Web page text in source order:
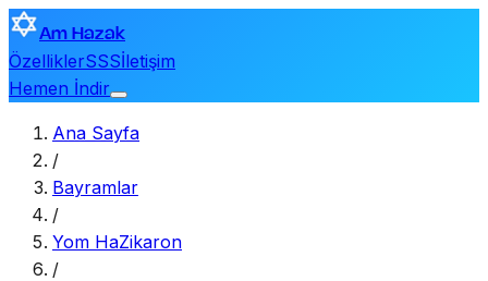
Am Hazak
ÖzelliklerSSSİletişim
Hemen İndir
Ana Sayfa
/
Bayramlar
/
Yom HaZikaron
/